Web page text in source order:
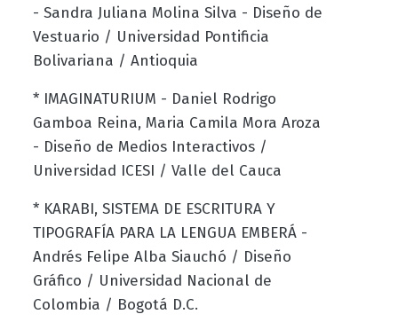
- Sandra Juliana Molina Silva - Diseño de
Vestuario / Universidad Pontificia
Bolivariana / Antioquia
* IMAGINATURIUM - Daniel Rodrigo
Gamboa Reina, Maria Camila Mora Aroza
- Diseño de Medios Interactivos /
Universidad ICESI / Valle del Cauca
* KARABI, SISTEMA DE ESCRITURA Y
TIPOGRAFÍA PARA LA LENGUA EMBERÁ -
Andrés Felipe Alba Siauchó / Diseño
Gráfico / Universidad Nacional de
Colombia / Bogotá D.C.